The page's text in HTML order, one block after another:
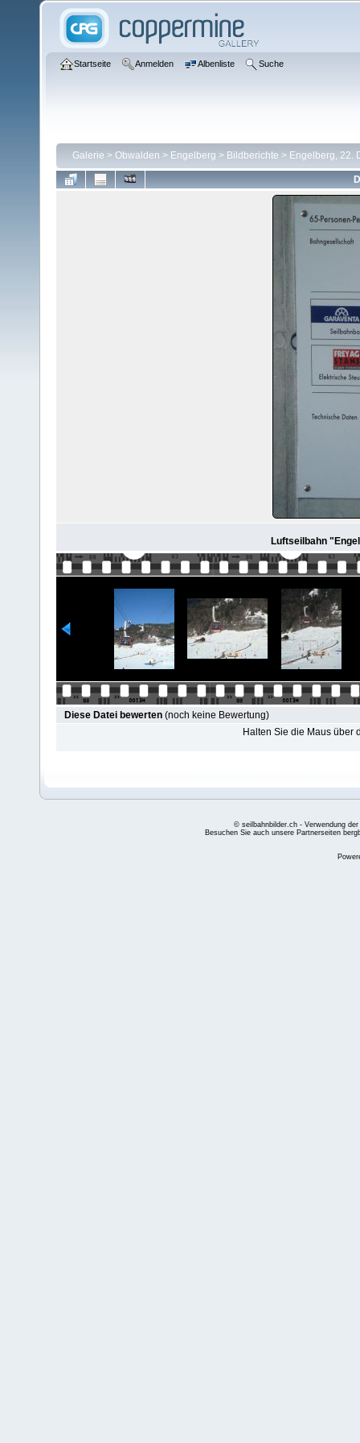
Startseite Anmelden Albenliste Suche
Galerie > Obwalden > Engelberg > Bildberichte > Engelberg, 22.
Luftseilbahn
Diese Datei bewerten (noch keine Bewertung)
Halten Sie die Maus über
© seilbahnbilder.ch - Verwendung
Besuchen Sie auch unsere Partnerseiten